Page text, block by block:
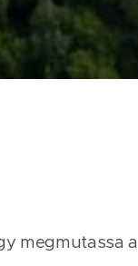
megmutassa a